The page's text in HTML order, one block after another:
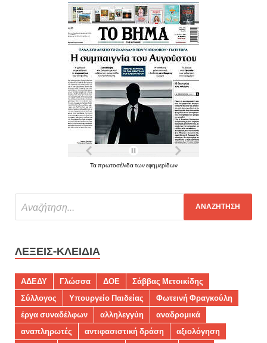
Τα πρωτοσέλιδα των εφημερίδων
ΛΈΞΕΙΣ-ΚΛΕΙΔΙΆ
ΑΔΕΔΥ Γλώσσα ΔΟΕ
Σάββας Μετοικίδης
Σύλλογος
Υπουργείο Παιδείας
Φωτεινή Φραγκούλη
έργα συναδέλφων
αλληλεγγύη
αναδρομικά
αναπληρωτές
αντιφασιστική δράση
αξιολόγηση